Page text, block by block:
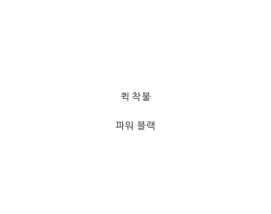
퀵 착불
파워 블랙